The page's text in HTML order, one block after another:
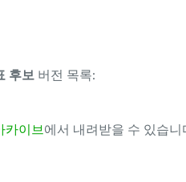
후보 버전 목록:
카이브 에서 내려받을 수 있습